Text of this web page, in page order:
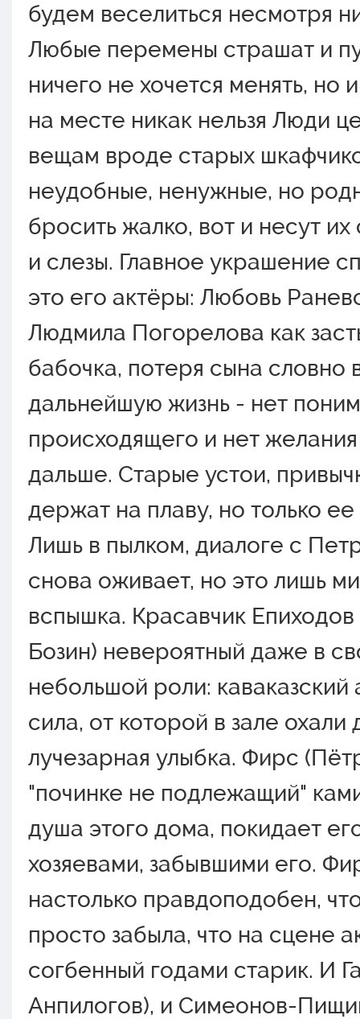
будем веселиться несмотря
Любые перемены страшат и
ничего не хочется менять, но
на месте никак нельзя Люди
вещам вроде старых
неудобные, ненужные, но
бросить жалко, вот и несут их
и слезы. Главное украшение
это его актёры: Любовь
Людмила Погорелова как
бабочка, потеря сына словно
дальнейшую жизнь - нет
происходящего и нет желания
дальше. Старые устои,
держат на плаву, но только
Лишь в пылком, диалоге с
снова оживает, но это лишь
вспышка. Красавчик
Бозин) невероятный даже в
небольшой роли: каваказский
сила, от которой в зале охали
лучезарная улыбка. Фирс
"починке не подлежащий"
душа этого дома, покидает
хозяевами, забывшими его.
настолько правдоподобен,
просто забыла, что на сцене
согбенный годами старик. И
Анпилогов), и Симеонов-